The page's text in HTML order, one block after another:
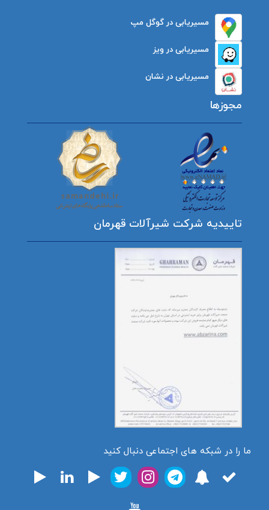
مسیریابی در گوگل مپ
مسیریابی در ویز
مسیریابی در نشان
مجوزها
تاییدیه شرکت شیرآلات قهرمان
ما را در شبکه های اجتماعی دنبال کنید